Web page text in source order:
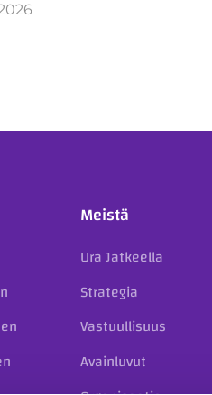
Meistä
Ura Jatkeella
Strategia
Vastuullisuus
Avainluvut